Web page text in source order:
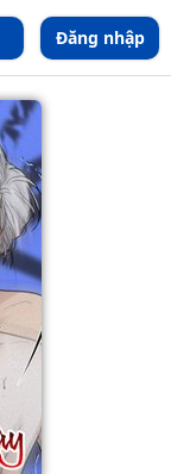
Đăng nhập